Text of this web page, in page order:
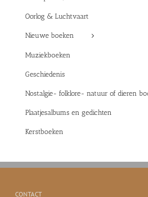
Oorlog & Luchtvaart
Nieuwe boeken
Muziekboeken
Geschiedenis
Nostalgie- folklore- natuur of dieren
Plaatjesalbums en gedichten
Kerstboeken
CONTACT